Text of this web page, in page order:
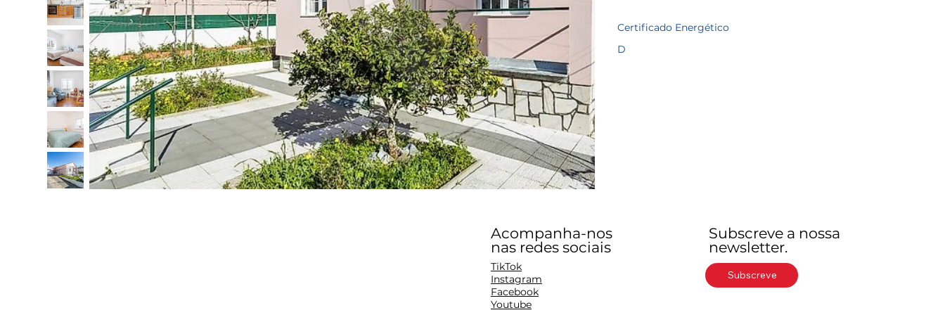
Certificado Energético
D
Acompanha-nos
nas redes sociais
TikTok
Instagram
Facebook
Youtube
Subscreve a nossa
newsletter.
Subscreve